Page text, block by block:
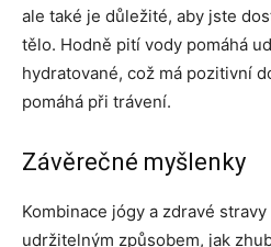
ale také je důležité, aby jste
tělo. Hodně pití vody pomáhá
hydratované, což má pozitivní
pomáhá při trávení.
Závěrečné myšlenky
Kombinace jógy a zdravé
udržitelným způsobem, jak